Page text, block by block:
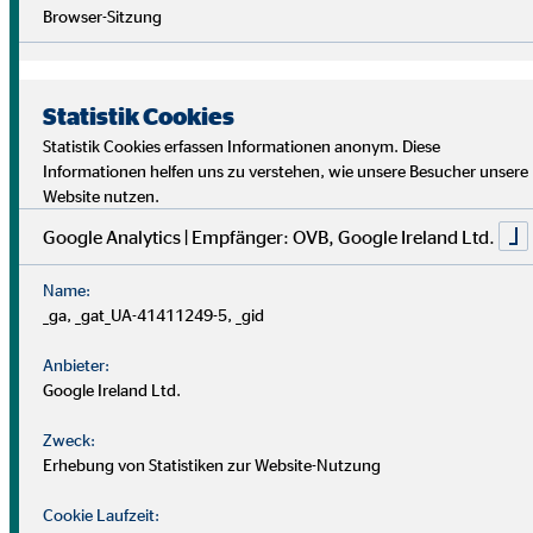
Was bedeutet systematisch bei
Im Analysegespräch nehmen sich die Berater*innen
sieht die finanzielle Situation aus? Gibt es schon Pläne für die
Zukunft? Welche Wünsche und Ziele bestehen?
Browser-Sitzung
Statistik Cookies
Statistik Cookies erfassen Informationen anonym. Diese
Informationen helfen uns zu verstehen, wie unsere Besucher unsere
Website nutzen.
Google Analytics | Empfänger: OVB, Google Ireland Ltd.
Name:
_ga, _gat_UA-41411249-5, _gid
Anbieter:
Google Ireland Ltd.
Zweck:
Erhebung von Statistiken zur Website-Nutzung
Cookie Laufzeit: